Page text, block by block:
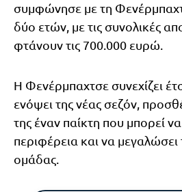
συμφώνησε με τη
δύο ετών, με τις συνολικές
φτάνουν τις 700.000 ευρώ.
Η Φενέρμπαχτσε συνεχίζει
ενόψει της νέας σεζόν,
της έναν παίκτη που μπορεί
περιφέρεια και να
ομάδας.